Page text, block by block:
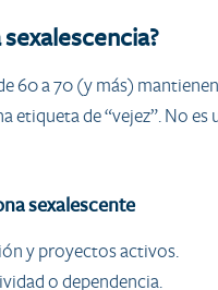
60 a 70 (y más)
etiqueta de “vejez”. No
sexalescente
y proyectos activos.
o dependencia.